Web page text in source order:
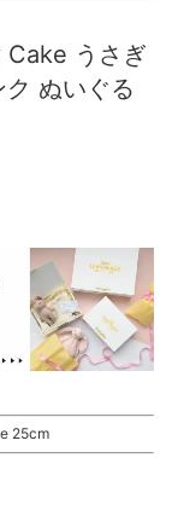
Cake うさぎ
ぬいぐる
25cm